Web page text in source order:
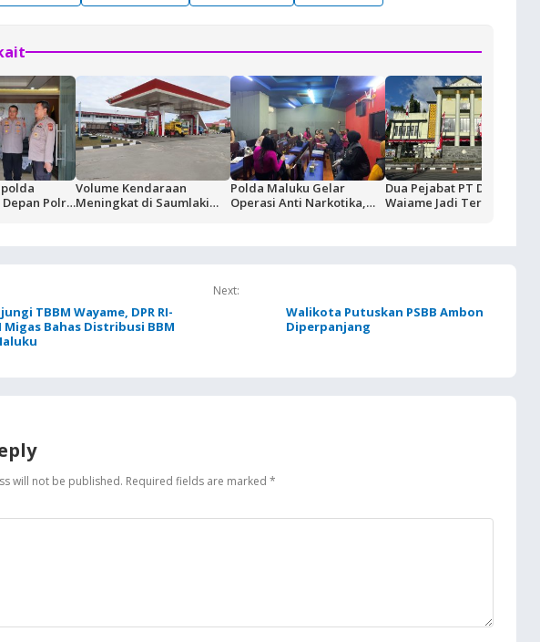
Polri
Volume Kendaraan
Meningkat di Saumlaki
Polda Maluku Gelar
Operasi Anti Narkotika,
Dua Pejabat PT Dok
Waiame Jadi Tersangka
TBBM Wayame, DPR RI-
Migas Bahas Distribusi BBM
Next:
Walikota Putuskan PSBB Ambon
Diperpanjang
will not be published. Required fields are marked *